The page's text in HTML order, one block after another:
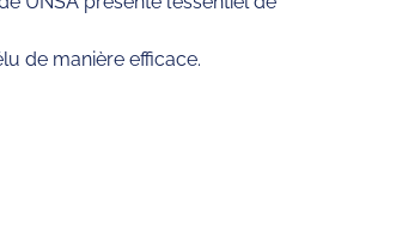
de manière efficace.